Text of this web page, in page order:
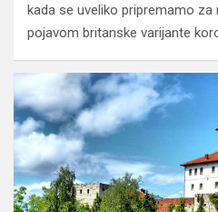
kada se uveliko pripremamo za
pojavom britanske varijante